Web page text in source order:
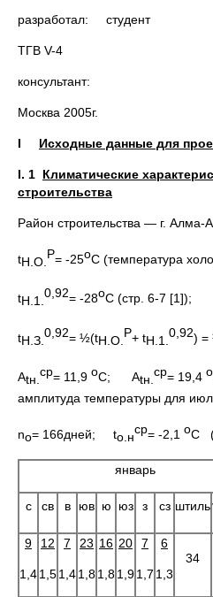
разработал: студент
ТГВ V-4
консультант:
Москва 2005г.
I Исходные данные для
I. 1 Климатические
строительства
Район строительства — г. Алма-
tН.О.
Р= -25оС (температура
tН.1.
0,92= -28оС (стр. 6-7 [1]);
tН.З.
0,92= ½(tН.О.
Р+ tН.1.
0,92) =
Аtн.
ср= 11,9 оС; Аtн.
ср= 19,4 о
амплитуда температуры для
nо= 166дней; tо.н
ср= -2,1 оС
январь
с св в юв ю юз з сз штиль
9
1,4
12
1,5
7
1,4
23
1,8
16
1,8
20
1,9
7
1,7
6
1,3
34